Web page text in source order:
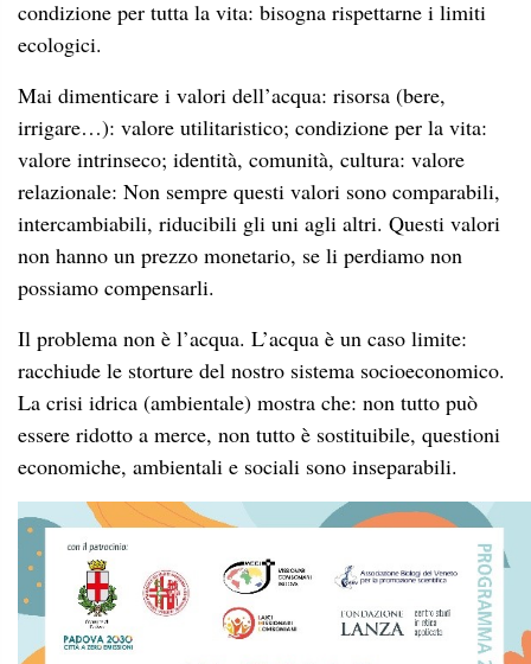
Il problema non è l’acqua. L’acqua è un caso limite:
racchiude le storture del nostro sistema socioeconomico.
La crisi idrica (ambientale) mostra che: non tutto può
essere ridotto a merce, non tutto è sostituibile, questioni
economiche, ambientali e sociali sono inseparabili.